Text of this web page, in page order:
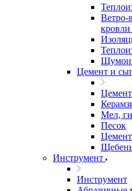
Ветро-
кровли
Цемент и
Мел,
Песок
Цемент
Инструмент
Инструмент